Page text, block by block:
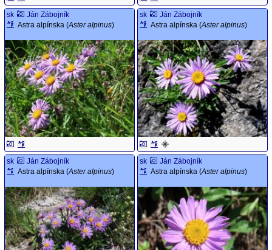
sk
Ján Zábojník
Astra alpínska (Aster alpinus)
sk
Ján Zábojník
Astra alpínska (Aster alpinus)
sk
Ján Zábojník
Astra alpínska (Aster alpinus)
sk
Ján Zábojník
Astra alpínska (Aster alpinus)